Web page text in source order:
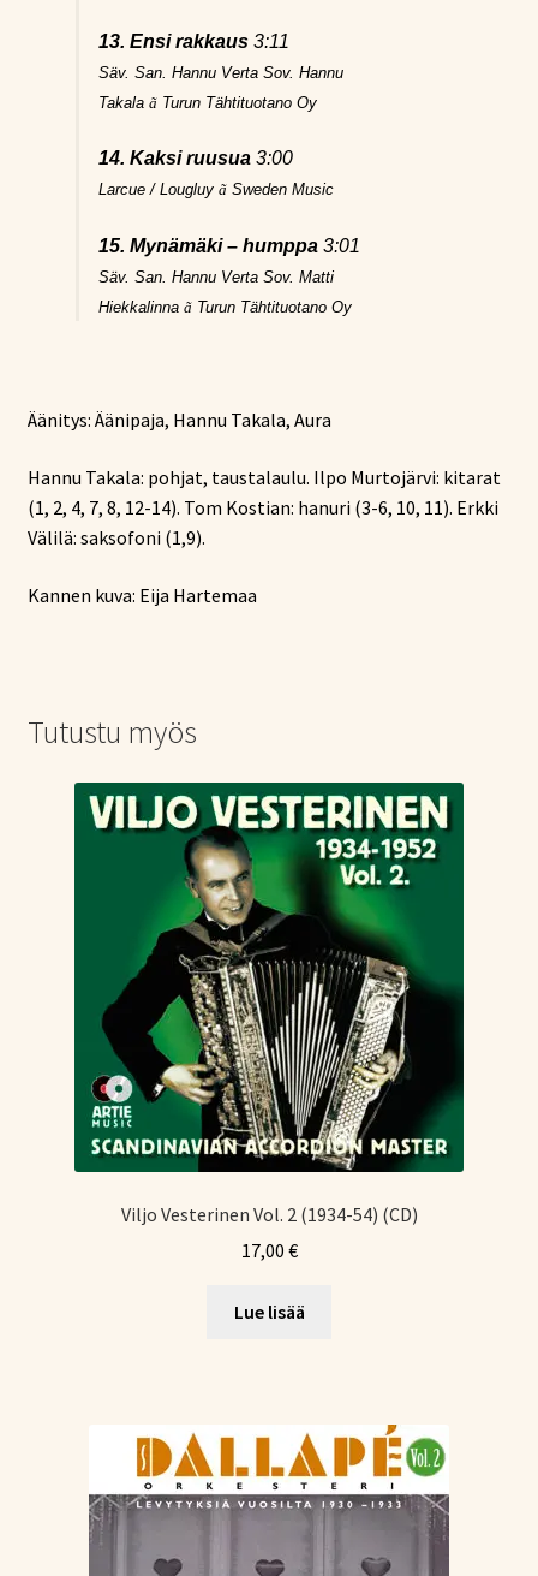
13. Ensi rakkaus 3:11
Säv. San. Hannu Verta Sov. Hannu
Takala ãTurun Tähtituotano Oy
14. Kaksi ruusua 3:00
Larcue / Lougluy ãSweden Music
15. Mynämäki – humppa 3:01
Säv. San. Hannu Verta Sov. Matti
Hiekkalinna ãTurun Tähtituotano Oy
Äänitys: Äänipaja, Hannu Takala, Aura
Hannu Takala: pohjat, taustalaulu. Ilpo Murtojärvi: kitarat
(1, 2, 4, 7, 8, 12-14). Tom Kostian: hanuri (3-6, 10, 11). Erkki
Välilä: saksofoni (1,9).
Kannen kuva: Eija Hartemaa
Tutustu myös
Viljo Vesterinen Vol. 2 (1934-54) (CD)
17,00 €
Lue lisää